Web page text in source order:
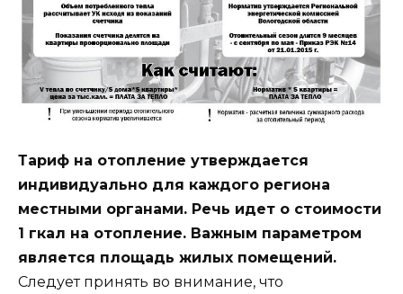
Тариф на отопление утверждается
индивидуально для каждого региона
местными органами. Речь идет о стоимости
1 гкал на отопление. Важным параметром
является площадь жилых помещений.
Следует принять во внимание, что